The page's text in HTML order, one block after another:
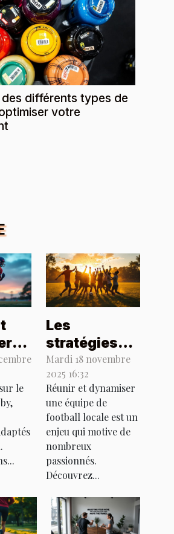
différents types de
votre
le
Les
stratégies
réussies
pour
revitaliser
une équipe
de football
locale
Mardi 18 novembre
2025 16:32
Réunir et dynamiser
une équipe de
football locale est un
enjeu qui motive de
nombreux
passionnés.
Découvrez...